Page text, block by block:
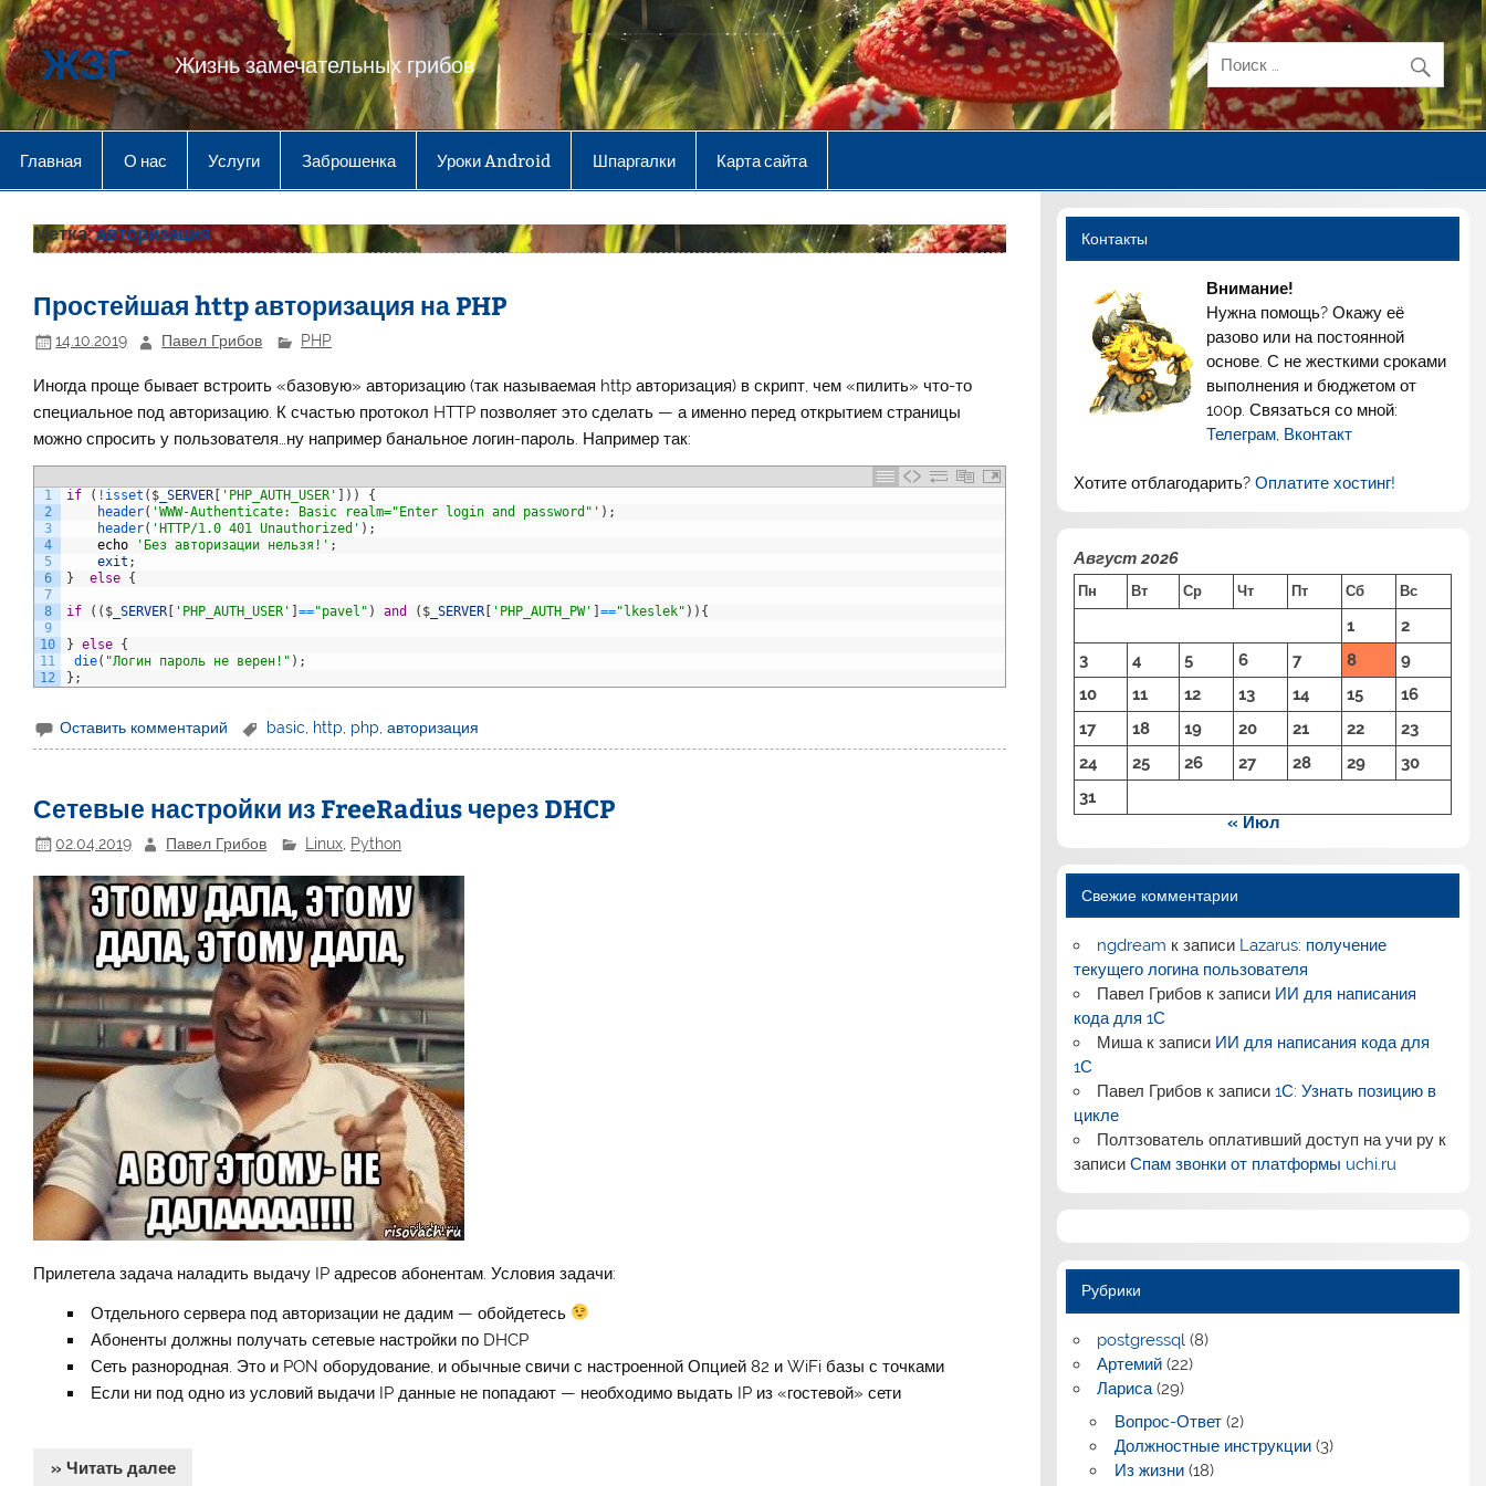
Перейти
к
содержимому
ЖЗГ Жизнь замечательных грибов
Главная О нас Услуги Заброшенка Уроки Android Шпаргалки Карта сайта
Метка:авторизация
Простейшая http авторизация на PHP
14.10.2019 Павел Грибов PHP
Иногда проще бывает встроить «базовую» авторизацию (так называемая http авторизация) в скрипт, чем «пилить» что-то
специальное под авторизацию. К счастью протокол HTTP позволяет это сделать — а именно перед открытием страницы
можно спросить у пользователя…ну например банальное логин-пароль. Например так:
1
2
3
4
5
6
7
8
9
10
11
12
if ( ! isset ( $ _SERVER 'PHP_AUTH_USER' ) )
{
header( 'WWW-Authenticate: Basic realm="Enter login and password"' ) ;
header( 'HTTP/1.0 401 Unauthorized' ) ;
echo
'Без авторизации нельзя!' ;
exit ;
}
else {
if ( ( $ _SERVER 'PHP_AUTH_USER' ]=="pavel" ) and ( $ _SERVER 'PHP_AUTH_PW' ]=="lkeslek" ) ) {
} else {
die( "Логин пароль не верен!" ) ;
} ;
Оставить комментарий basic http php ,авторизация
Сетевые настройки из FreeRadius через DHCP
02.04.2019 Павел Грибов Linux Python
Прилетела задача наладить выдачу IP адресов абонентам. Условия задачи:
Отдельного сервера под авторизации не дадим — обойдетесь
Абоненты должны получать сетевые настройки по DHCP
Сеть разнородная. Это и PON оборудование, и обычные свичи с настроенной Опцией 82 и WiFi базы с точками
Если ни под одно из условий выдачи IP данные не попадают — необходимо выдать IP из «гостевой» сети
» Читать далее
Контакты
Внимание!
Нужна помощь? Окажу её
разово или на постоянной
основе. С не жесткими сроками
выполнения и бюджетом от
100р. Связаться со мной:
Телеграм Вконтакт
Хотите отблагодарить?Оплатите хостинг!
Август 2026
Пн Вт Ср Чт Пт Сб Вс
1
2
3
4 5 6 7 8
9
10
11 12 13 14 15
16
17
18 19 20 21 22
23
24
25 26 27 28 29
30
31
« Июл
Свежие комментарии
ngdream к записи Lazarus: получение
текущего логина пользователя
Павел Грибов к записи ИИ для написания
кода для 1С
Мишак записи ИИ для написания кода для
1С
Павел Грибов к записи1С: Узнать позицию в
цикле
Полтзователь оплативший доступ на учи ру к
записиСпам звонки от платформы uchi.ru
Рубрики
postgressql (8)
Артемий (22)
Лариса(29)
Вопрос-Ответ(2)
Должностные инструкции(3)
Из жизни(18)